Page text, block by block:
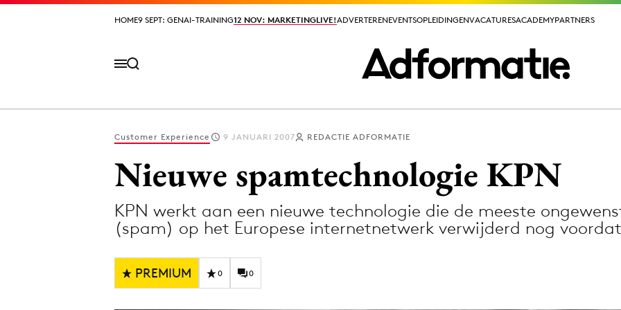
HOME9 SEPT: GENAI-TRAINING12 NOV: MARKETINGLIVE!ADVERTERENEVENTSOPLEIDINGENVACATURESACADEMYPARTNERS
HOME9 SEPT: GENAI-TRAINING12 NOV: MARKETINGLIVE!ADVERTERENEVENTSOPLEIDINGENVACATURESACADEMYPARTNERS
Digital transformation
Diversiteit
Customer Experience 9 JANUARI 2007 REDACTIE ADFORMATIE
Nieuwe spamtechnologie KPN
KPN werkt aan een nieuwe technologie die de meeste
(spam) op het Europese internetnetwerk verwijderd nog
PREMIUM 0 0